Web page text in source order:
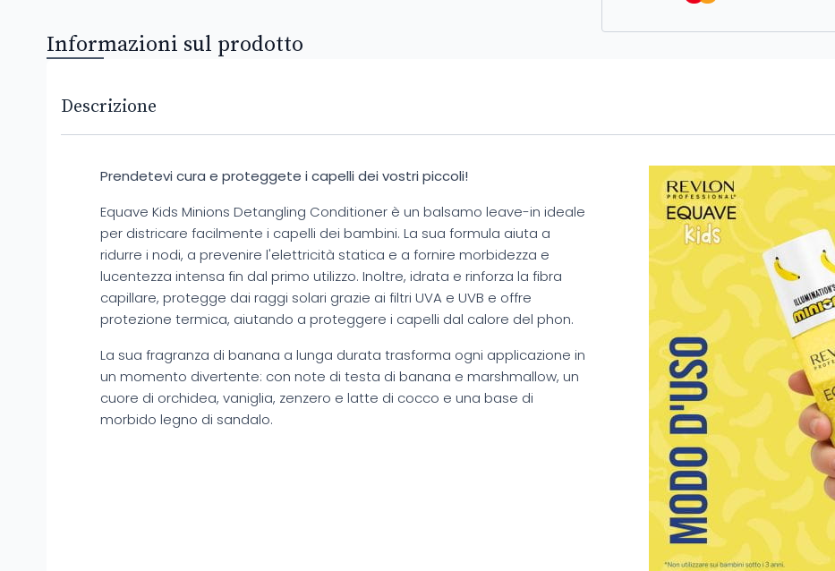
Informazioni sul prodotto
Descrizione
Prendetevi cura e proteggete i capelli dei vostri piccoli!
Equave Kids Minions Detangling Conditioner è un balsamo leave-in ideale
per districare facilmente i capelli dei bambini. La sua formula aiuta a
ridurre i nodi, a prevenire l'elettricità statica e a fornire morbidezza e
lucentezza intensa fin dal primo utilizzo. Inoltre, idrata e rinforza la fibra
capillare, protegge dai raggi solari grazie ai filtri UVA e UVB e offre
protezione termica, aiutando a proteggere i capelli dal calore del phon.
La sua fragranza di banana a lunga durata trasforma ogni applicazione in
un momento divertente: con note di testa di banana e marshmallow, un
cuore di orchidea, vaniglia, zenzero e latte di cocco e una base di
morbido legno di sandalo.